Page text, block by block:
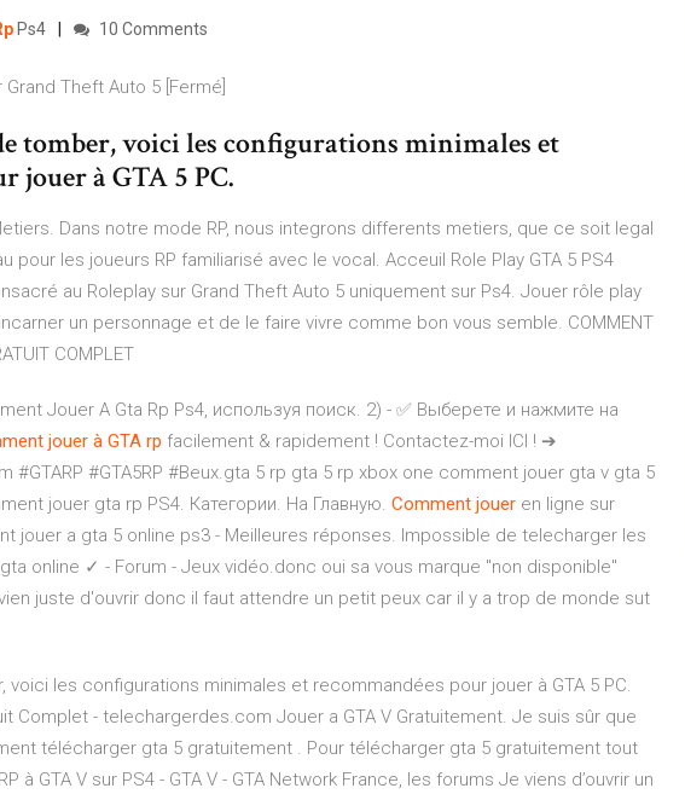
Ps4 10 Comments
Theft Auto 5 [Fermé]
tomber, voici les configurations minimales et
jouer à GTA 5 PC.
Dans notre mode RP, nous integrons differents metiers, que ce soit legal
pour les joueurs RP familiarisé avec le vocal. Acceuil Role Play GTA 5 PS4
au Roleplay sur Grand Theft Auto 5 uniquement sur Ps4. Jouer rôle play
un personnage et de le faire vivre comme bon vous semble. COMMENT
COMPLET
Jouer A Gta Rp Ps4, используя поиск. 2) - ✅ Выберете и нажмите на
jouer à GTA rp facilement & rapidement ! Contactez-moi ICI ! ➔
#GTARP #GTA5RP #Beux.gta 5 rp gta 5 rp xbox one comment jouer gta v gta 5
jouer gta rp PS4. Категории. На Главную. Comment jouer en ligne sur
jouer a gta 5 online ps3 - Meilleures réponses. Impossible de telecharger les
online ✓ - Forum - Jeux vidéo.donc oui sa vous marque "non disponible"
juste d'ouvrir donc il faut attendre un petit peux car il y a trop de monde sut
voici les configurations minimales et recommandées pour jouer à GTA 5 PC.
Complet - telechargerdes.com Jouer a GTA V Gratuitement. Je suis sûr que
télécharger gta 5 gratuitement . Pour télécharger gta 5 gratuitement tout
à GTA V sur PS4 - GTA V - GTA Network France, les forums Je viens d’ouvrir un